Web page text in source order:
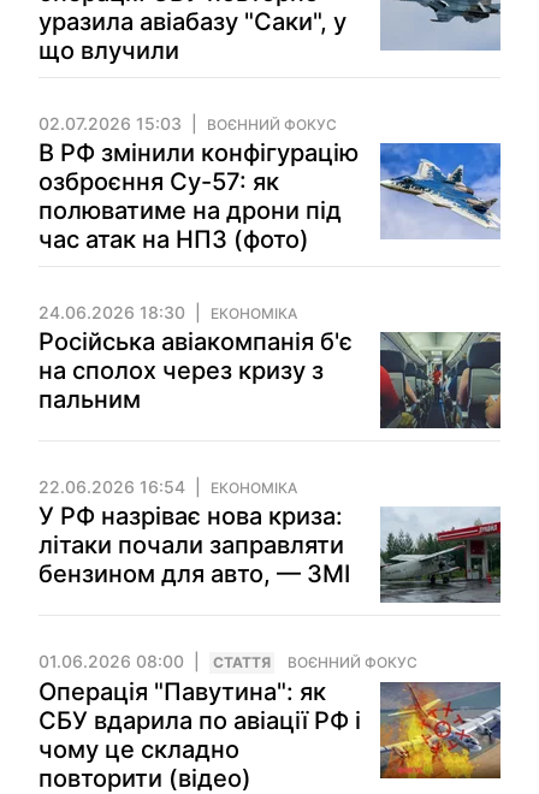
уразила авіабазу "Саки", у
що влучили
02.07.2026 15:03 ВОЄННИЙ ФОКУС
В РФ змінили конфігурацію
озброєння Су-57: як
полюватиме на дрони під
час атак на НПЗ (фото)
24.06.2026 18:30 ЕКОНОМІКА
Російська авіакомпанія б'є
на сполох через кризу з
пальним
22.06.2026 16:54 ЕКОНОМІКА
У РФ назріває нова криза:
літаки почали заправляти
бензином для авто, — ЗМІ
01.06.2026 08:00 СТАТТЯ ВОЄННИЙ ФОКУС
Операція "Павутина": як
СБУ вдарила по авіації РФ і
чому це складно
повторити (відео)